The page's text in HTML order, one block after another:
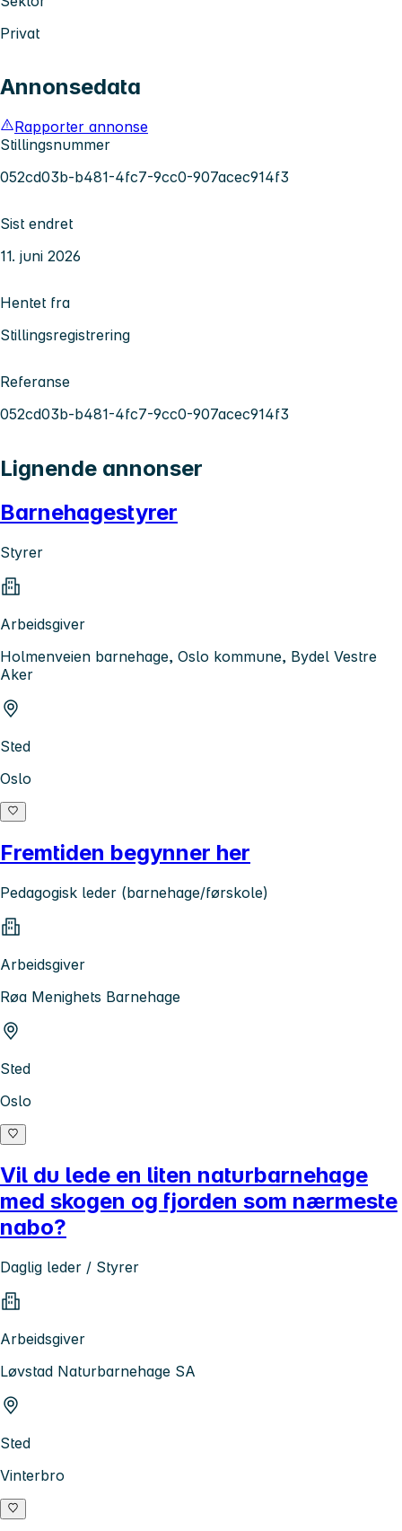
Privat
Annonsedata
Rapporter annonse
Stillingsnummer
052cd03b-b481-4fc7-9cc0-907acec914f3
Sist endret
11. juni 2026
Hentet fra
Stillingsregistrering
Referanse
052cd03b-b481-4fc7-9cc0-907acec914f3
Lignende annonser
Barnehagestyrer
Styrer
Arbeidsgiver
Holmenveien barnehage, Oslo kommune, Bydel Vestre
Aker
Sted
Oslo
Fremtiden begynner her
Pedagogisk leder (barnehage/førskole)
Arbeidsgiver
Røa Menighets Barnehage
Sted
Oslo
Vil du lede en liten naturbarnehage
med skogen og fjorden som nærmeste
nabo?
Daglig leder / Styrer
Arbeidsgiver
Løvstad Naturbarnehage SA
Sted
Vinterbro